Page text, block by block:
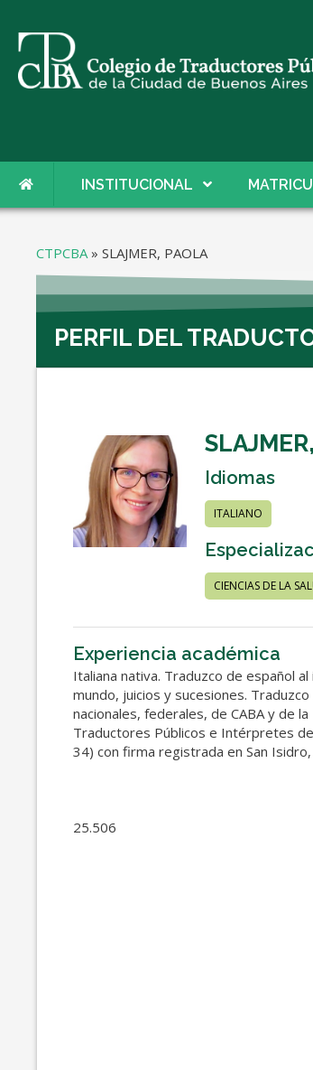
INSTITUCIONAL
CTPCBA» SLAJMER, PAOLA
PERFIL DEL
Idiomas
ITALIANO
CIENCIAS DE LA
Experiencia académica
Italiana nativa. Traduzco de español
mundo, juicios y sucesiones.
nacionales, federales, de CABA y de
Traductores Públicos e Intérpretes
34) con firma registrada en San